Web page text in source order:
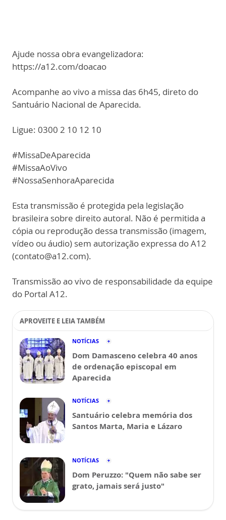
Ajude nossa obra evangelizadora:
https://a12.com/doacao
Acompanhe ao vivo a missa das 6h45, direto do
Santuário Nacional de Aparecida.
Ligue: 0300 2 10 12 10
#MissaDeAparecida
#MissaAoVivo
#NossaSenhoraAparecida
Esta transmissão é protegida pela legislação
brasileira sobre direito autoral. Não é permitida a
cópia ou reprodução dessa transmissão (imagem,
vídeo ou áudio) sem autorização expressa do A12
(contato@a12.com).
Transmissão ao vivo de responsabilidade da equipe
do Portal A12.
APROVEITE E LEIA TAMBÉM
NOTÍCIAS
Dom Damasceno celebra 40 anos
de ordenação episcopal em
Aparecida
NOTÍCIAS
Santuário celebra memória dos
Santos Marta, Maria e Lázaro
NOTÍCIAS
Dom Peruzzo: "Quem não sabe ser
grato, jamais será justo"